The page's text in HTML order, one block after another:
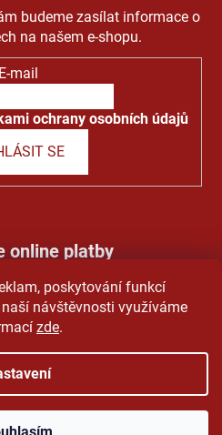
poskytování funkcí
návštěvnosti využíváme
zde.
budeme zasílat informace o
na našem e-shopu.
E-mail
ochrany osobních údajů
SE
online platby
&PekneWeby
. Všechna práva vyhrazena.